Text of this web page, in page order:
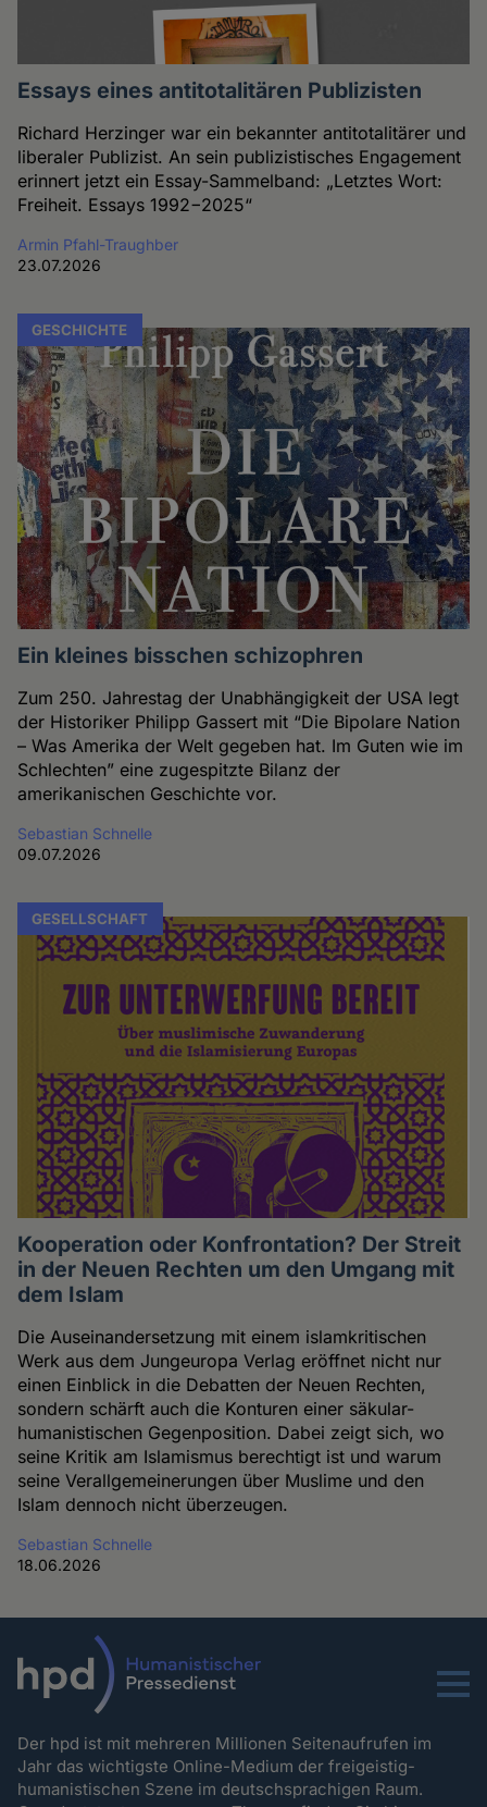
Essays eines antitotalitären Publizisten
Richard Herzinger war ein bekannter antitotalitärer und
liberaler Publizist. An sein publizistisches Engagement
erinnert jetzt ein Essay-Sammelband: „Letztes Wort:
Freiheit. Essays 1992−2025“
Armin Pfahl-Traughber
23.07.2026
GESCHICHTE
Ein kleines bisschen schizophren
Zum 250. Jahrestag der Unabhängigkeit der USA legt
der Historiker Philipp Gassert mit “Die Bipolare Nation
– Was Amerika der Welt gegeben hat. Im Guten wie im
Schlechten” eine zugespitzte Bilanz der
amerikanischen Geschichte vor.
Sebastian Schnelle
09.07.2026
GESELLSCHAFT
Kooperation oder Konfrontation? Der Streit
in der Neuen Rechten um den Umgang mit
dem Islam
Die Auseinandersetzung mit einem islamkritischen
Werk aus dem Jungeuropa Verlag eröffnet nicht nur
einen Einblick in die Debatten der Neuen Rechten,
sondern schärft auch die Konturen einer säkular-
humanistischen Gegenposition. Dabei zeigt sich, wo
seine Kritik am Islamismus berechtigt ist und warum
seine Verallgemeinerungen über Muslime und den
Islam dennoch nicht überzeugen.
Sebastian Schnelle
18.06.2026
Menu
Der hpd ist mit mehreren Millionen Seitenaufrufen im
Jahr das wichtigste Online-Medium der freigeistig-
humanistischen Szene im deutschsprachigen Raum.